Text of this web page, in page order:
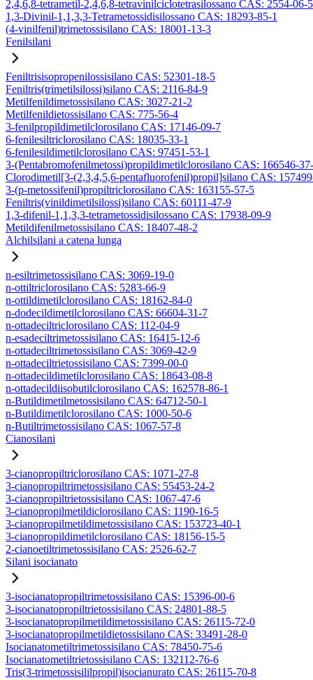
2,4,6,8-tetrametil-2,4,6,8-tetravinilciclotetrasilossano CAS: 2554-06-5
1,3-Divinil-1,1,3,3-Tetrametossidisilossano CAS: 18293-85-1
(4-vinilfenil)trimetossisilano CAS: 18001-13-3
Fenilsilani
Feniltrisisopropenilossisilano CAS: 52301-18-5
Feniltris(trimetilsilossi)silano CAS: 2116-84-9
Metilfenildimetossisilano CAS: 3027-21-2
Metilfenildietossisilano CAS: 775-56-4
3-fenilpropildimetilclorosilano CAS: 17146-09-7
6-fenilesiltriclorosilano CAS: 18035-33-1
6-fenilesildimetilclorosilano CAS: 97451-53-1
3-(Pentabromofenilmetossi)propildimetilclorosilano CAS: 166546-
Clorodimetil[3-(2,3,4,5,6-pentafluorofenil)propil]silano CAS:
3-(p-metossifenil)propiltriclorosilano CAS: 163155-57-5
Feniltris(vinildimetilsilossi)silano CAS: 60111-47-9
1,3-difenil-1,1,3,3-tetrametossidisilossano CAS: 17938-09-9
Metildifenilmetossisilano CAS: 18407-48-2
Alchilsilani a catena lunga
n-esiltrimetossisilano CAS: 3069-19-0
n-ottiltriclorosilano CAS: 5283-66-9
n-ottildimetilclorosilano CAS: 18162-84-0
n-dodecildimetilclorosilano CAS: 66604-31-7
n-ottadeciltriclorosilano CAS: 112-04-9
n-esadeciltrimetossisilano CAS: 16415-12-6
n-ottadeciltrimetossisilano CAS: 3069-42-9
n-ottadeciltrietossisilano CAS: 7399-00-0
n-ottadecildimetilclorosilano CAS: 18643-08-8
n-ottadecildiisobutilclorosilano CAS: 162578-86-1
n-Butildimetilmetossisilano CAS: 64712-50-1
n-Butildimetilclorosilano CAS: 1000-50-6
n-Butiltrimetossisilano CAS: 1067-57-8
Cianosilani
3-cianopropiltriclorosilano CAS: 1071-27-8
3-cianopropiltrimetossisilano CAS: 55453-24-2
3-cianopropiltrietossisilano CAS: 1067-47-6
3-cianopropilmetildiclorosilano CAS: 1190-16-5
3-cianopropilmetildimetossisilano CAS: 153723-40-1
3-cianopropildimetilclorosilano CAS: 18156-15-5
2-cianoetiltrimetossisilano CAS: 2526-62-7
Silani isocianato
3-isocianatopropiltrimetossisilano CAS: 15396-00-6
3-isocianatopropiltrietossisilano CAS: 24801-88-5
3-isocianatopropilmetildimetossisilano CAS: 26115-72-0
3-isocianatopropilmetildietossisilano CAS: 33491-28-0
Isocianatometiltrimetossisilano CAS: 78450-75-6
Isocianatometiltrietossisilano CAS: 132112-76-6
Tris(3-trimetossisililpropil)isocianurato CAS: 26115-70-8